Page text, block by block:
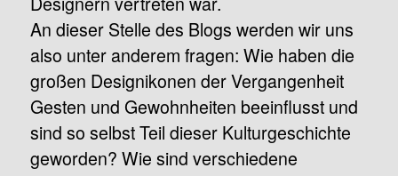
An dieser Stelle des Blogs werden wir uns
also unter anderem fragen: Wie haben die
großen Designikonen der Vergangenheit
Gesten und Gewohnheiten beeinflusst und
sind so selbst Teil dieser Kulturgeschichte
geworden? Wie sind verschiedene